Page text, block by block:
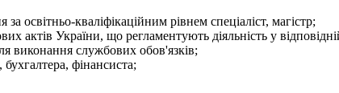
освітньо-кваліфікаційним рівнем спеціаліст, магістр;
актів України, що регламентують діяльність у
виконання службових обов'язків;
фінансиста;